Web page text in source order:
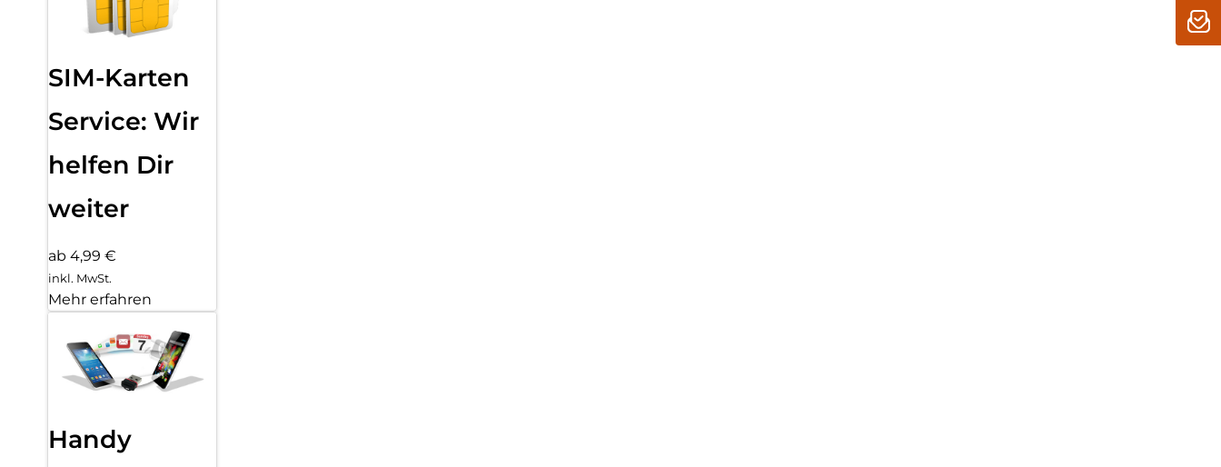
SIM-Karten
Service: Wir
helfen Dir
weiter
ab 4,99 €
inkl. MwSt.
Mehr erfahren
Handy